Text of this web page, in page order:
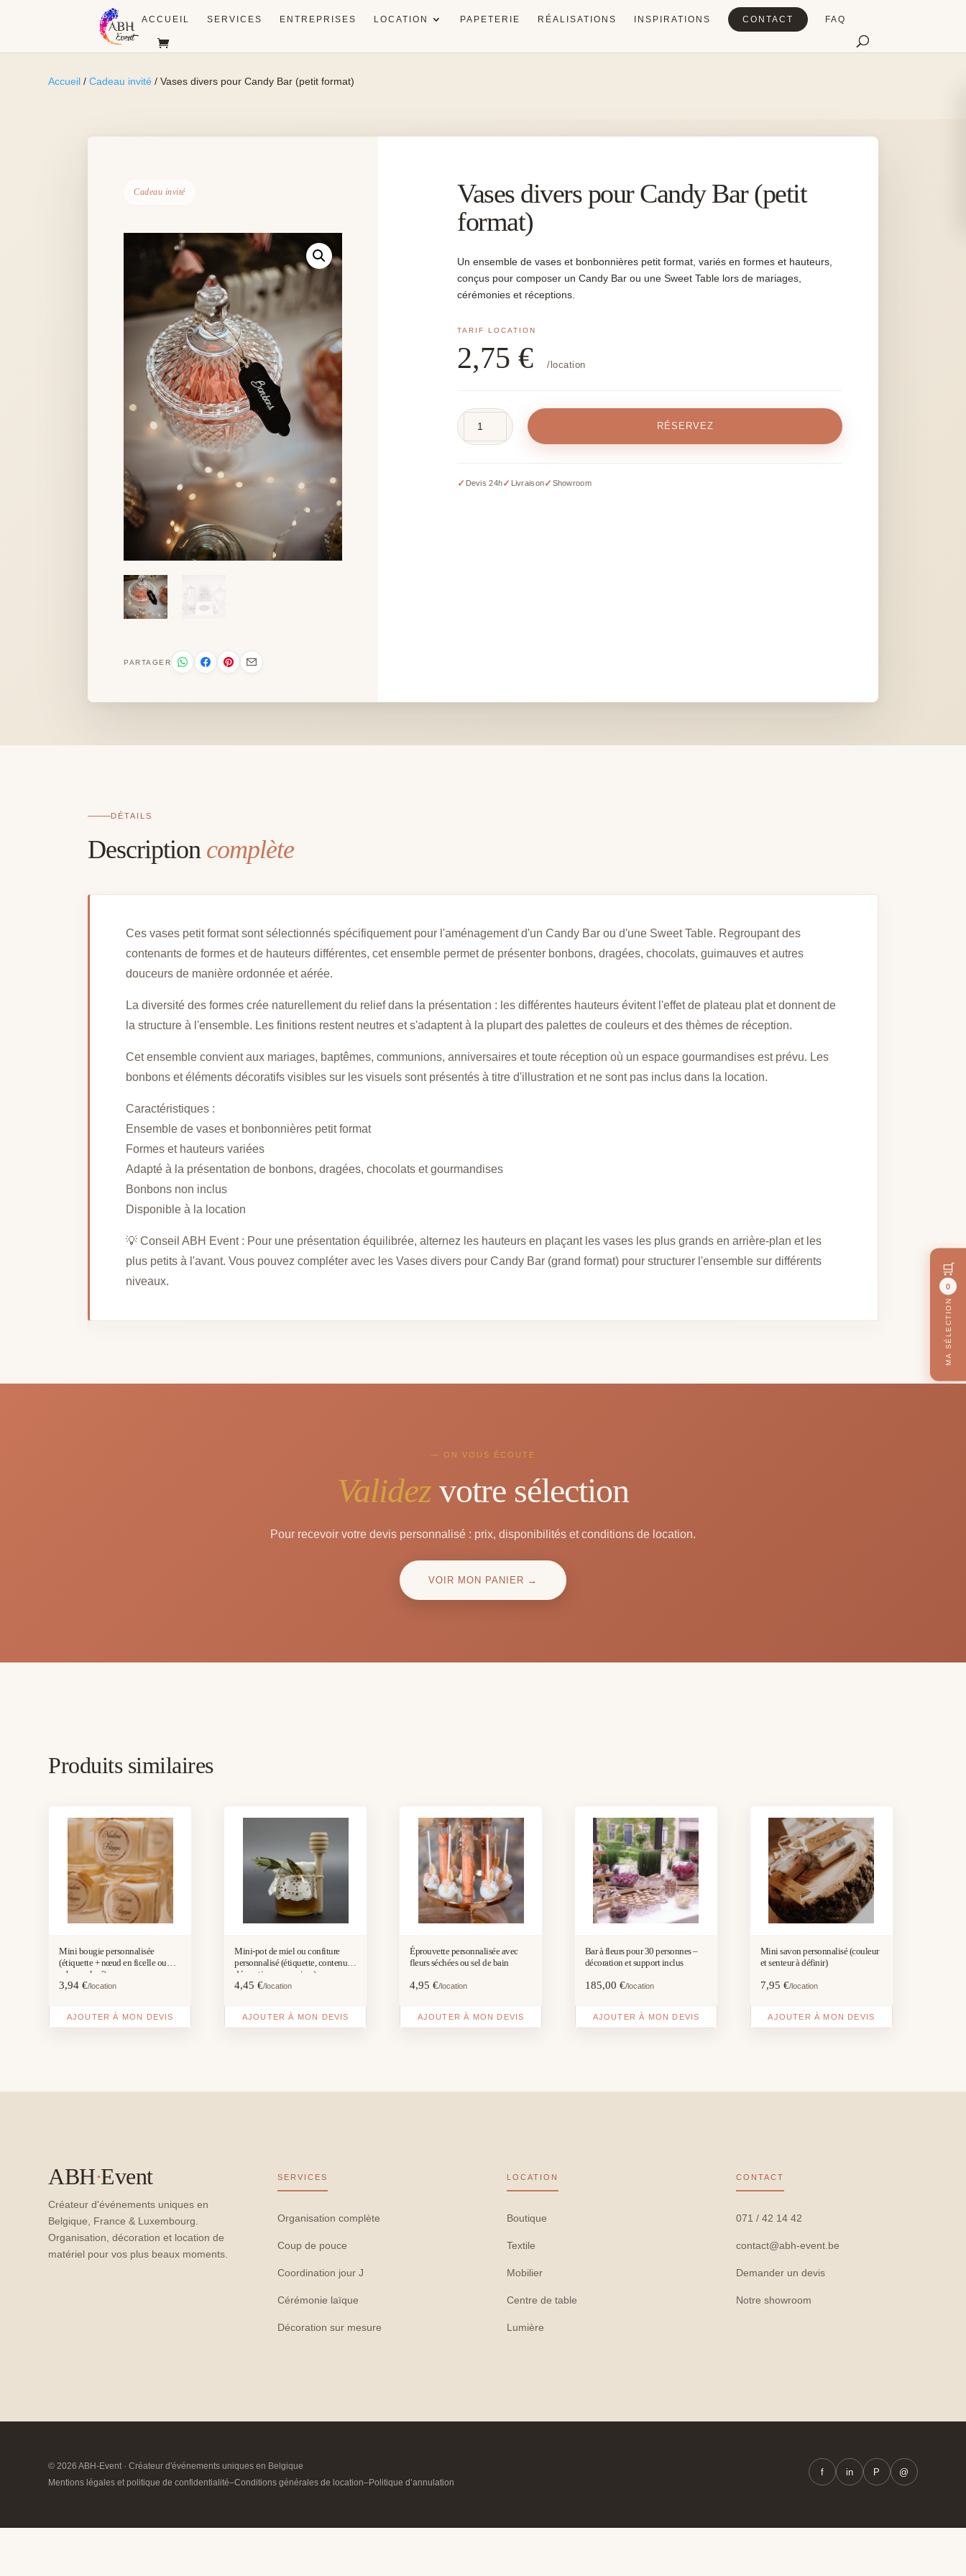
ACCUEIL SERVICES ENTREPRISES LOCATION PAPETERIE RÉALISATIONS INSPIRATIONS CONTACT FAQ
Accueil /Cadeau invité / Vases divers pour Candy Bar (petit format)
Cadeau invité
PARTAGER
Vases divers pour Candy Bar (petit
format)
Un ensemble de vases et bonbonnières petit format, variés en formes et hauteurs,
conçus pour composer un Candy Bar ou une Sweet Table lors de mariages,
cérémonies et réceptions.
2,75€ /location
pour
RÉSERVEZ
✓ Devis 24h✓ Livraison✓ Showroom
DÉTAILS
Description complète
Ces vases petit format sont sélectionnés spécifiquement pour l'aménagement d'un Candy Bar ou d'une Sweet Table. Regroupant des
contenants de formes et de hauteurs différentes, cet ensemble permet de présenter bonbons, dragées, chocolats, guimauves et autres
douceurs de manière ordonnée et aérée.
La diversité des formes crée naturellement du relief dans la présentation : les différentes hauteurs évitent l'effet de plateau plat et donnent de
la structure à l'ensemble. Les finitions restent neutres et s'adaptent à la plupart des palettes de couleurs et des thèmes de réception.
Cet ensemble convient aux mariages, baptêmes, communions, anniversaires et toute réception où un espace gourmandises est prévu. Les
bonbons et éléments décoratifs visibles sur les visuels sont présentés à titre d'illustration et ne sont pas inclus dans la location.
Caractéristiques :
Ensemble de vases et bonbonnières petit format
Formes et hauteurs variées
Adapté à la présentation de bonbons, dragées, chocolats et gourmandises
Bonbons non inclus
Disponible à la location
💡 Conseil ABH Event : Pour une présentation équilibrée, alternez les hauteurs en plaçant les vases les plus grands en arrière-plan et les
plus petits à l'avant. Vous pouvez compléter avec les Vases divers pour Candy Bar (grand format) pour structurer l'ensemble sur différents
niveaux.
— ON VOUS ÉCOUTE
Validez votre sélection
Pour recevoir votre devis personnalisé : prix, disponibilités et conditions de location.
VOIR MON PANIER →
Produits similaires
Mini bougie personnalisée
(étiquette + nœud en ficelle ou
ruban coloré)
3,94€/location
AJOUTER À MON DEVIS
Mini-pot de miel ou confiture
personnalisé (étiquette, contenu et
décorations comprises)
4,45€/location
AJOUTER À MON DEVIS
Éprouvette personnalisée avec
fleurs séchées ou sel de bain
4,95€/location
AJOUTER À MON DEVIS
Bar à fleurs pour 30 personnes –
décoration et support inclus
185,00 €/location
AJOUTER À MON DEVIS
Mini savon personnalisé (couleur
et senteur à définir)
7,95 €/location
AJOUTER À MON DEVIS
ABH·Event
Créateur d'événements uniques en
Belgique, France & Luxembourg.
Organisation, décoration et location de
matériel pour vos plus beaux moments.
SERVICES
Organisation complète
Coup de pouce
Coordination jour J
Cérémonie laïque
Décoration sur mesure
LOCATION
Boutique
Textile
Mobilier
Centre de table
Lumière
CONTACT
071 / 42 14 42
contact@abh-event.be
Demander un devis
Notre showroom
© 2026 ABH-Event · Créateur d'événements uniques en Belgique
Mentions légales et politique de confidentialité–Conditions générales de location–Politique d’annulation
f in P @
🛒
0
MA SÉLECTION